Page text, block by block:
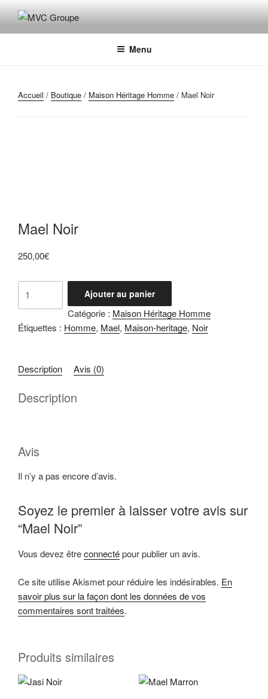
contenuMVC GROUPE
Maroquinerie – Valises – Chaussures
Menu
Accueil / Boutique / Maison Héritage Homme / Mael Noir
Mael Noir
250,00€
Noir
Ajouter au panier
Catégorie : Maison Héritage Homme
Étiquettes : Homme, Mael, Maison-heritage, Noir
Description Avis (0)
Description
Avis
Il n’y a pas encore d’avis.
Soyez le premier à laisser votre avis sur
“Mael Noir”
Vous devez êtreconnectépour publier un avis.
Ce site utilise Akismet pour réduire les indésirables. En
savoir plus sur la façon dont les données de vos
commentaires sont traitées.
Produits similaires